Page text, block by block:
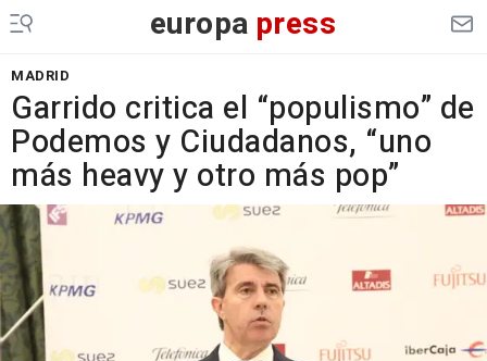
europa press
MADRID
Garrido critica el “populismo” de
Podemos y Ciudadanos, “uno
más heavy y otro más pop”